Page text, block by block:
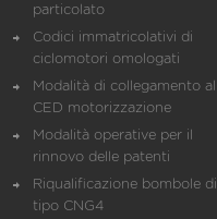
particolato
Codici immatricolativi di
ciclomotori omologati
Modalità di collegamento al
CED motorizzazione
Modalità operative per il
rinnovo delle patenti
Riqualificazione bombole di
tipo CNG4